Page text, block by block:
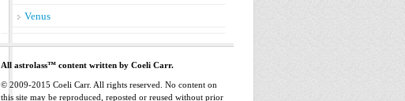
Venus
All astrolass™ content written by Coeli Carr.
© 2009-2015 Coeli Carr. All rights reserved. No content on
this site may be reproduced, reposted or reused without prior